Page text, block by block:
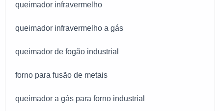
queimador infravermelho
queimador infravermelho a gás
queimador de fogão industrial
forno para fusão de metais
queimador a gás para forno industrial